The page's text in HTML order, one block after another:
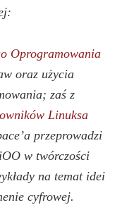
Oprogramowania
oraz użycia
zaś z
Linuksa
przeprowadzi
w twórczości
na temat idei
cyfrowej.